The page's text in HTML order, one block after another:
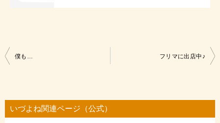
投
ビ
ゲ
僕も… フリマに出店中♪
いづよね関連ページ（公式）